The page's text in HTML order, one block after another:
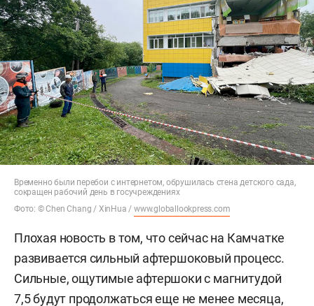
Временно были перебои с интернетом, обрушилась стена детского сада,
сокращен рабочий день в госучреждениях
Фото: © Chen Chang / XinHua /www.globallookpress.com
Плохая новость в том, что сейчас на Камчатке
развивается сильный афтершоковый процесс.
Сильные, ощутимые афтершоки с магнитудой
7,5 будут продолжаться еще не менее месяца,